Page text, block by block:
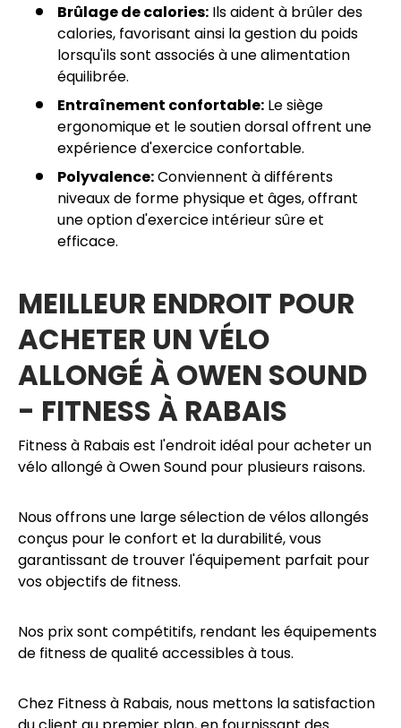
Brûlage de calories: Ils aident à brûler des
calories, favorisant ainsi la gestion du poids
lorsqu'ils sont associés à une alimentation
équilibrée.
Entraînement confortable: Le siège
ergonomique et le soutien dorsal offrent une
expérience d'exercice confortable.
Polyvalence:Conviennent à différents
niveaux de forme physique et âges, offrant
une option d'exercice intérieur sûre et
efficace.
MEILLEUR ENDROIT POUR
ACHETER UN VÉLO
ALLONGÉ À OWEN SOUND
- FITNESS À RABAIS
Fitness à Rabais est l'endroit idéal pour acheter un
vélo allongé à Owen Sound pour plusieurs raisons.
Nous offrons une large sélection de vélos allongés
conçus pour le confort et la durabilité, vous
garantissant de trouver l'équipement parfait pour
vos objectifs de fitness.
Nos prix sont compétitifs, rendant les équipements
de fitness de qualité accessibles à tous.
Chez Fitness à Rabais, nous mettons la satisfaction